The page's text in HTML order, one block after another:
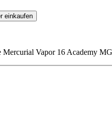
einkaufen
Vapor 16 Academy MG